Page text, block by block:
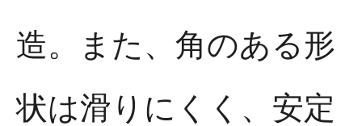
造。また、角のある形
状は滑りにくく、安定